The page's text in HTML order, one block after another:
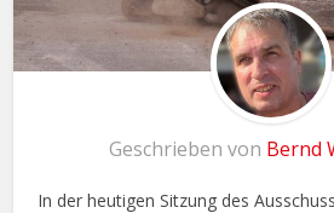
Geschrieben von Bernd
In der heutigen Sitzung des